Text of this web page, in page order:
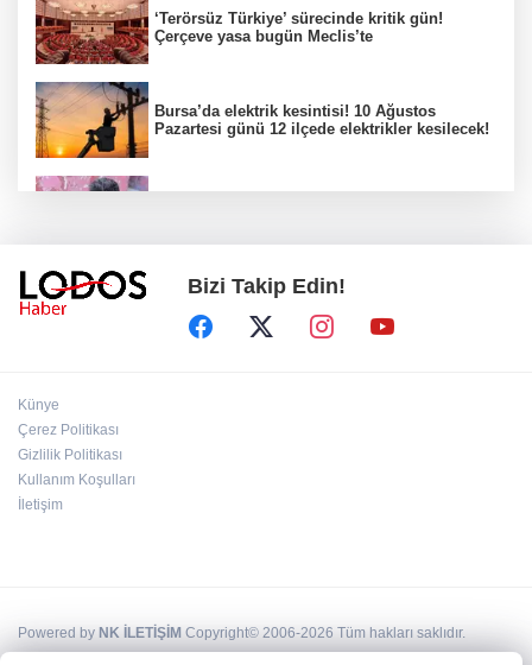
‘Terörsüz Türkiye’ sürecinde kritik gün!
Çerçeve yasa bugün Meclis’te
Bursa’da elektrik kesintisi! 10 Ağustos
Pazartesi günü 12 ilçede elektrikler kesilecek!
''Birimize saldıran hepimize saldırmış
saldırı oldu!
Bizi Takip Edin!
Künye
Çerez Politikası
Gizlilik Politikası
Kullanım Koşulları
İletişim
Powered by NK İLETİŞİM Copyright© 2006-2026 Tüm hakları saklıdır.